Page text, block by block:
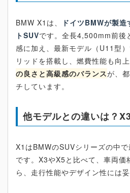
BMW X1は、
ドイツBMWが製
トSUVです。全長4,500mm前後
感に加え、最新モデル（U11型
リッドを搭載し、燃費性能も向上
の良さと高級感のバランスが、
チしています。
他モデルとの違いは？
X1はBMWのSUVシリーズの中
です。X3やX5と比べて、車両価
ら、走行性能やデザイン性には